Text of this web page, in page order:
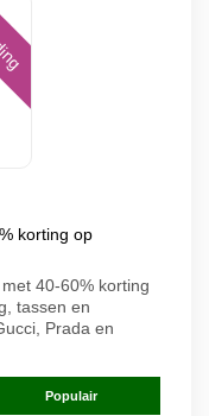
korting op
40-60% korting
tassen en
Prada en
Populair